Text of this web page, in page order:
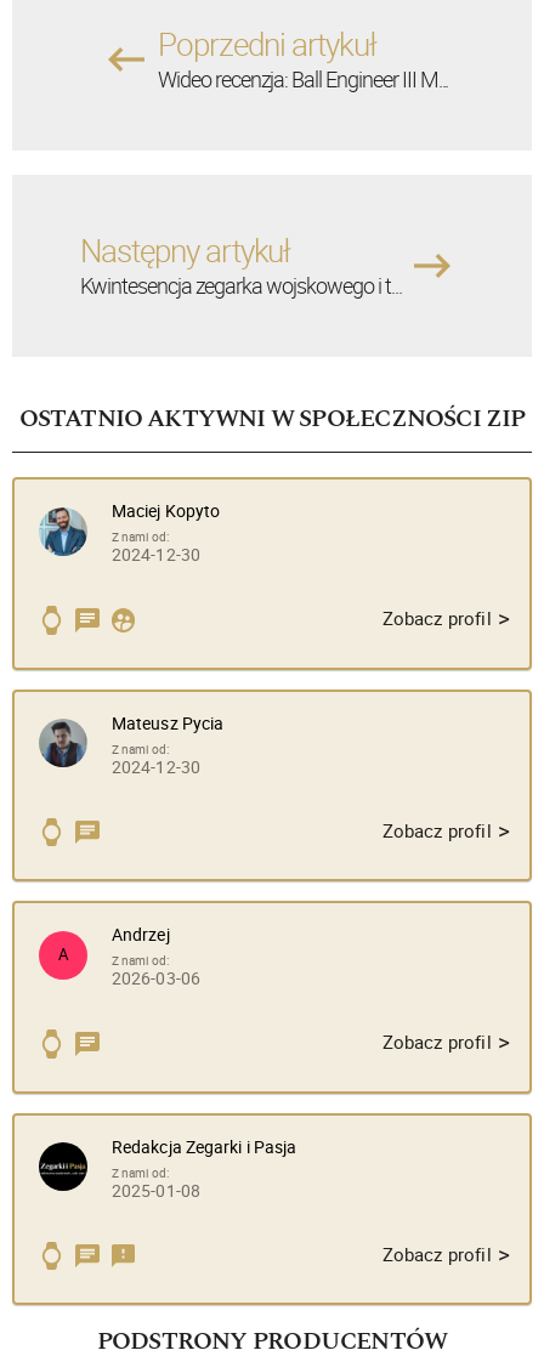
Poprzedni artykuł
Wideo recenzja: Ball Engineer III M...
Następny artykuł
Kwintesencja zegarka wojskowego i t...
OSTATNIO AKTYWNI W SPOŁECZNOŚCI ZIP
Maciej Kopyto
Z nami od:
2024-12-30
Zobacz profil >
Mateusz Pycia
Z nami od:
2024-12-30
Zobacz profil >
A
Andrzej
Z nami od:
2026-03-06
Zobacz profil >
Redakcja Zegarki i Pasja
Z nami od:
2025-01-08
Zobacz profil >
PODSTRONY PRODUCENTÓW